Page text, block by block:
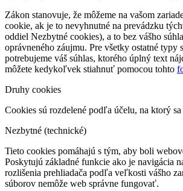
Zákon stanovuje, že môžeme na vašom
cookie, ak je to nevyhnutné na prevádzku
oddiel Nezbytné cookies), a to bez vášho
oprávneného záujmu. Pre všetky ostatné typy
potrebujeme váš súhlas, ktorého úplný text
môžete kedykoľvek stiahnuť pomocou tohto
Druhy cookies
Cookies sú rozdelené podľa účelu, na ktorý
Nezbytné (technické)
Tieto cookies pomáhajú s tým, aby boli
Poskytujú základné funkcie ako je navigácia
rozlišenia prehliadača podľa veľkosti vášho
súborov nemôže web správne fungovať.